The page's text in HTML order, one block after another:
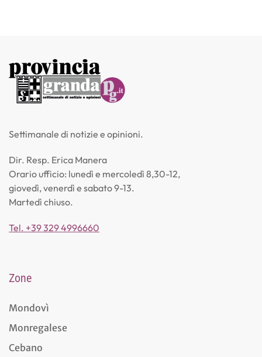
Settimanale di notizie e opinioni.
Dir. Resp. Erica Manera
Orario ufficio: lunedì e mercoledì 8,30-12,
giovedì, venerdì e sabato 9-13.
Martedì chiuso.
Tel. +39 329 4996660
Zone
Mondovì
Monregalese
Cebano